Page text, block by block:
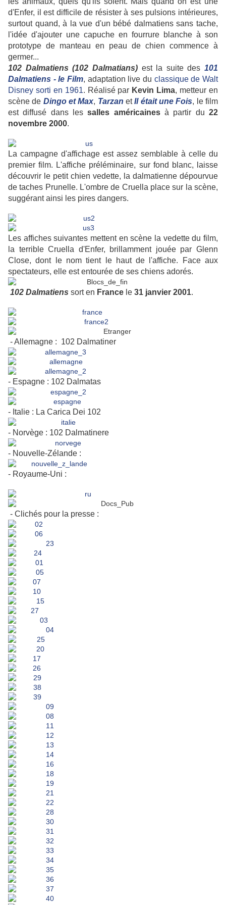
d'Enfer, il est difficile de résister à ses pulsions intérieures,
surtout quand, à la vue d'un bébé dalmatiens sans tache,
l'idée d'ajouter une capuche en fourrure blanche à son
prototype de manteau en peau de chien commence à
germer...
102 Dalmatiens (102 Dalmatians) est la suite des 101
Dalmatiens - le Film, adaptation live du classique de Walt
Disney sorti en 1961. Réalisé par Kevin Lima, metteur en
scène de Dingo et Max, Tarzan etIl était une Fois, le film
est diffusé dans lessalles américainesà partir du22
novembre 2000.
La campagne d'affichage est assez semblable à celle du
premier film. L'affiche préléminaire, sur fond blanc, laisse
découvrir le petit chien vedette, la dalmatienne dépourvue
de taches Prunelle. L'ombre de Cruella place sur la scène,
suggérant ainsi les pires dangers.
Les affiches suivantes mettent en scène la vedette du film,
la terrible Cruella d'Enfer, brillamment jouée par Glenn
Close, dont le nom tient le haut de l'affiche. Face aux
spectateurs, elle est entourée de ses chiens adorés.
102 Dalmatiens sort en France le 31 janvier 2001.
- Allemagne : 102 Dalmatiner
- Espagne : 102 Dalmatas
- Italie : La Carica Dei 102
- Norvège : 102 Dalmatinere
- Nouvelle-Zélande :
- Royaume-Uni :
- Clichés pour la presse :